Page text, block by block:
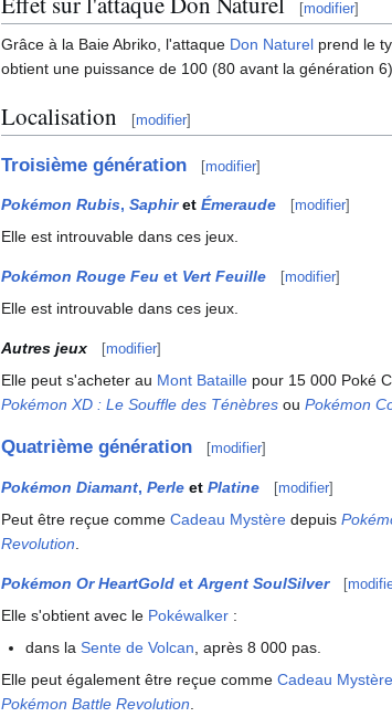
[modifier]
Grâce à la Baie Abriko, l'attaque Don Naturel prend le
obtient une puissance de 100 (80 avant la génération 6).
Localisation [modifier]
Troisième génération [modifier]
Pokémon Rubis, Saphiret Émeraude [modifier]
Elle est introuvable dans ces jeux.
Pokémon Rouge Feu et Vert Feuille [modifier]
Elle est introuvable dans ces jeux.
Autres jeux [modifier]
Elle peut s'acheter au Mont Bataille pour 15 000 Poké
Pokémon XD : Le Souffle des Ténèbres ou Pokémon
Quatrième génération [modifier]
Pokémon Diamant, Perle et Platine [modifier]
Peut être reçue comme Cadeau Mystère depuis
Revolution
Pokémon Or HeartGold et Argent SoulSilver [
Elle s'obtient avec le Pokéwalker :
dans laSente de Volcan , après 8 000 pas.
Elle peut également être reçue comme Cadeau Mystère
Pokémon Battle Revolution